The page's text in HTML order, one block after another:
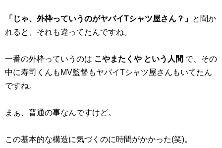
「じゃ、外枠っていうのがヤバイTシャツ屋さん？」 と聞か
れると、それも違ってたんですね。
一番の外枠っていうのは こやまたくや という人間 で、その
中に寿司くんもMV監督もヤバイTシャツ屋さんもいてたん
ですね。
まぁ、普通の事なんですけど。
この基本的な構造に気づくのに時間がかかった(笑)。